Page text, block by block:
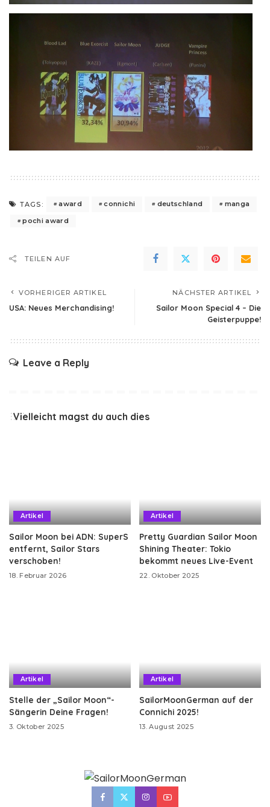
TAGS: award connichi deutschland
manga
pochi award
TEILEN AUF
VORHERIGER ARTIKEL
USA: Neues Merchandising!
NÄCHSTER ARTIKEL
Sailor Moon Special 4 – Die
Geisterpuppe!
Leave a Reply
Vielleicht magst du auch dies
Artikel
Sailor Moon bei ADN: SuperS
entfernt, Sailor Stars
verschoben!
18. Februar 2026
Artikel
Pretty Guardian Sailor Moon
Shining Theater: Tokio
bekommt neues Live-Event
22. Oktober 2025
Artikel
Stelle der „Sailor Moon“-
Sängerin Deine Fragen!
3. Oktober 2025
Artikel
SailorMoonGerman auf der
Connichi 2025!
13. August 2025